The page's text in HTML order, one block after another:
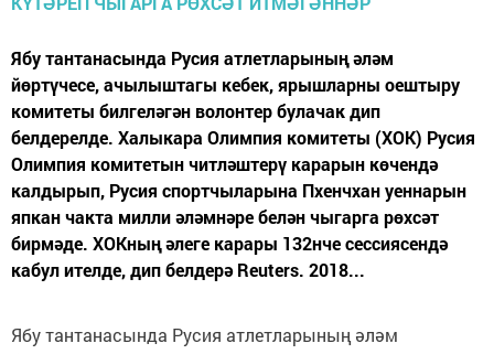
Ябу тантанасында Русия атлетларының әләм
йөртүчесе, ачылыштагы кебек, ярышларны оештыру
комитеты билгеләгән волонтер булачак дип
белдерелде. Халыкара Олимпия комитеты (ХОК) Русия
Олимпия комитетын читләштерү карарын көчендә
калдырып, Русия спортчыларына Пхенчхан уеннарын
япкан чакта милли әләмнәре белән чыгарга рөхсәт
бирмәде. ХОКның әлеге карары 132нче сессиясендә
кабул ителде, дип белдерә Reuters. 2018...
Ябу тантанасында Русия атлетларының әләм